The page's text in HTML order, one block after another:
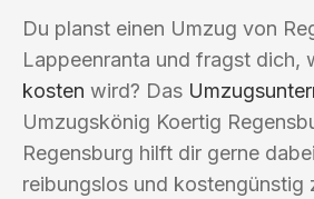
Du planst einen Umzug von
Lappeenranta und fragst dich,
kosten wird? Das
Umzugskönig Koertig
Regensburg hilft dir gerne
reibungslos und kostengünstig